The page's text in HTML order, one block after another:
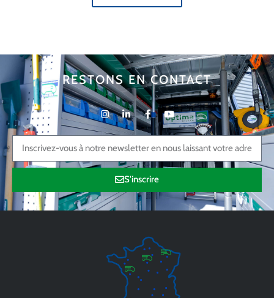
RESTONS EN CONTACT
S'inscrire